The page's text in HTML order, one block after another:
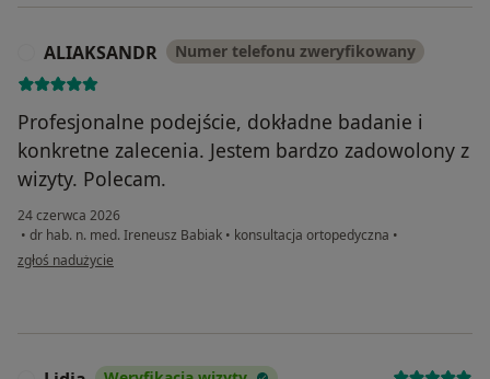
ALIAKSANDR Numer telefonu zweryfikowany
Profesjonalne podejście, dokładne badanie i
konkretne zalecenia. Jestem bardzo zadowolony z
wizyty. Polecam.
24 czerwca 2026
• dr hab. n. med. Ireneusz Babiak • konsultacja ortopedyczna •
w opinii użytkownika ALIAKSANDR
zgłoś nadużycie